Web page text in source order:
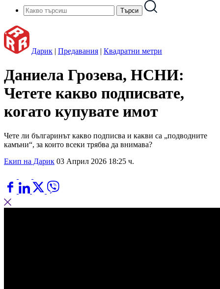
Дарик | Предавания | Квадратни метри
Даниела Грозева, НСНИ:
Четете какво подписвате,
когато купувате имот
Чете ли българинът какво подписва и какви са „подводните
камъни“, за които всеки трябва да внимава?
Екип на Дарик 03 Април 2026 18:25 ч.